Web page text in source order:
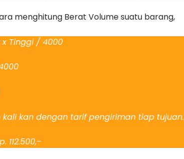
menghitung Berat Volume suatu barang,
x Tinggi / 4000
kali kan dengan tarif pengiriman tiap tujuan.
112.500,-